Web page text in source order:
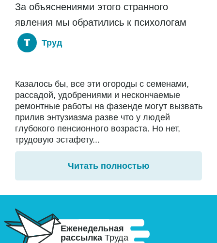
За объяснениями этого странного
явления мы обратились к психологам
Труд
Казалось бы, все эти огороды с семенами,
рассадой, удобрениями и нескончаемые
ремонтные работы на фазенде могут вызвать
прилив энтузиазма разве что у людей
глубокого пенсионного возраста. Но нет,
трудовую эстафету...
Читать полностью
Еженедельная
рассылка Труда